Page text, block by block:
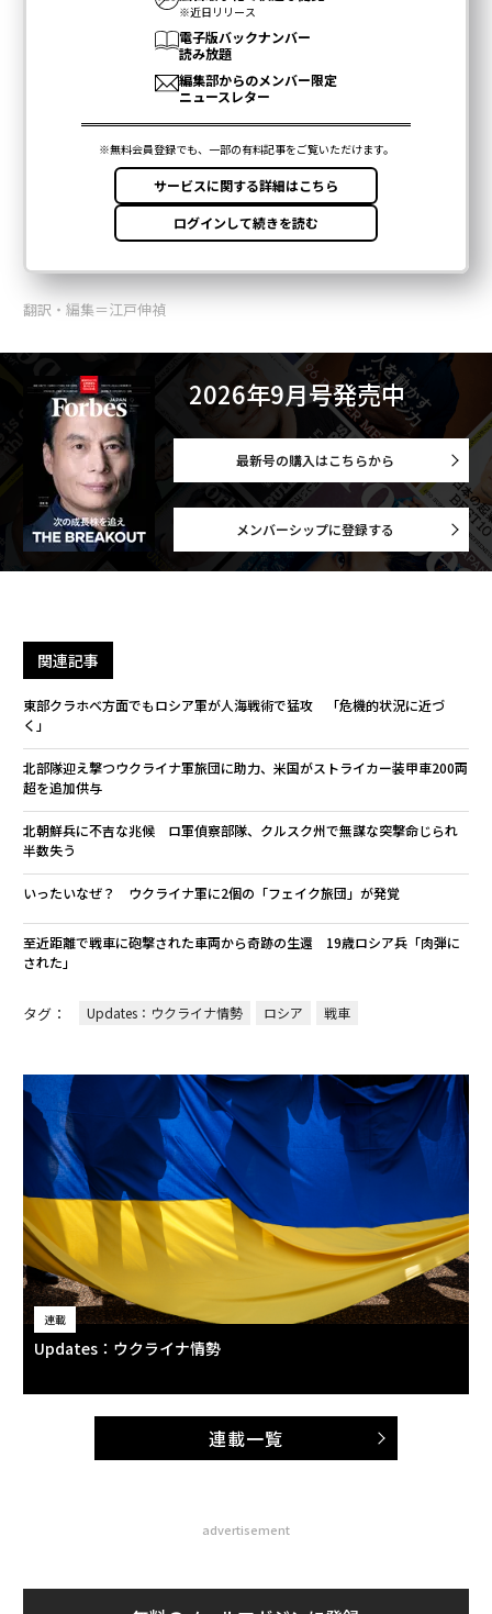
翻訳・編集＝江戸伸禎
2026年9月号発売中
最新号の購入はこちらから
メンバーシップに登録する
関連記事
東部クラホベ方面でもロシア軍が人海戦術で猛攻 「危機的状況に近づ
く」
北部隊迎え撃つウクライナ軍旅団に助力、米国がストライカー装甲車200両
超を追加供与
北朝鮮兵に不吉な兆候 ロ軍偵察部隊、クルスク州で無謀な突撃命じられ
半数失う
いったいなぜ？ ウクライナ軍に2個の「フェイク旅団」が発覚
至近距離で戦車に砲撃された車両から奇跡の生還 19歳ロシア兵「肉弾に
された」
タグ： Updates：ウクライナ情勢 ロシア 戦車
連載
Updates：ウクライナ情勢
連載一覧
advertisement